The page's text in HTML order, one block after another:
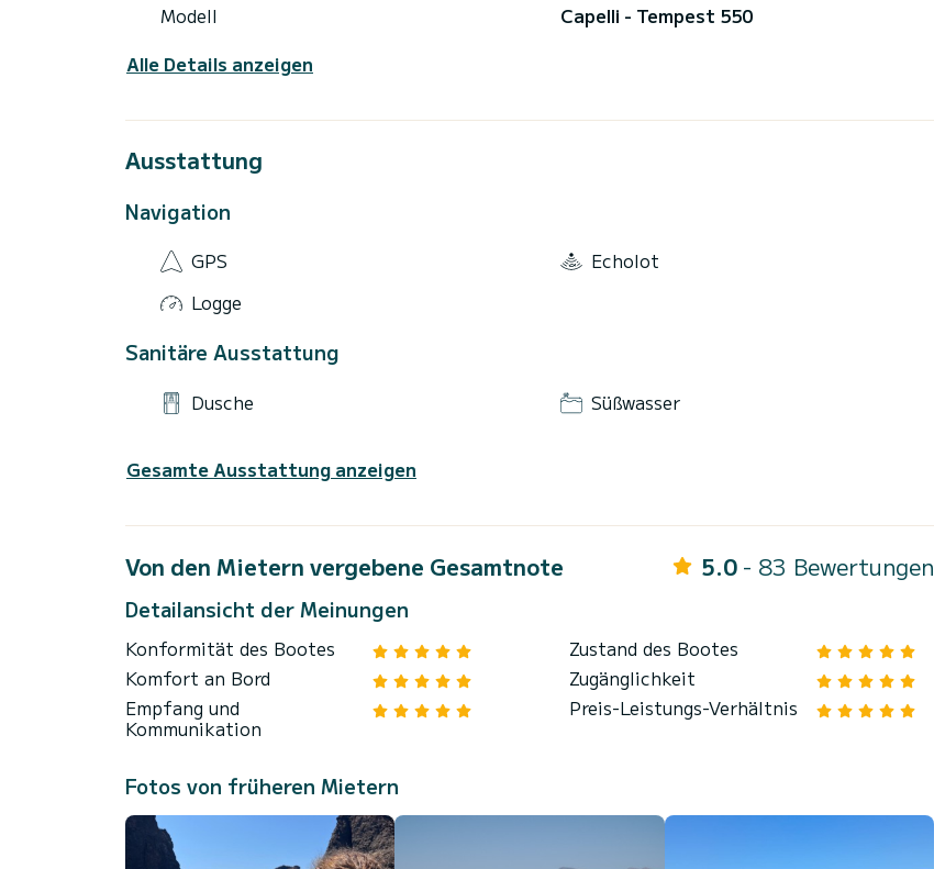
Modell
Capelli - Tempest 550
Alle Details anzeigen
Ausstattung
Navigation
GPS
Echolot
Logge
Sanitäre Ausstattung
Dusche Süßwasser
Gesamte Ausstattung anzeigen
Von den Mietern vergebene Gesamtnote 5.0 - 83 Bewertungen
Detailansicht der Meinungen
Konformität des Bootes
Zustand des Bootes
Komfort an Bord
Zugänglichkeit
Empfang und
Kommunikation
Preis-Leistungs-Verhältnis
Fotos von früheren Mietern